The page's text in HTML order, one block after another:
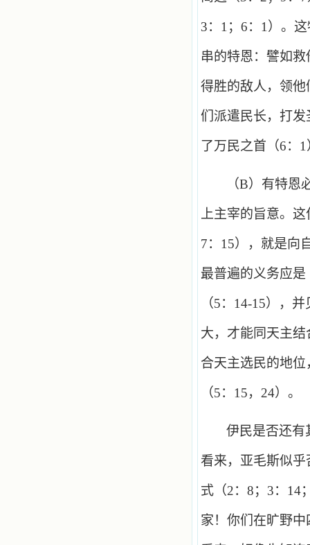
3： 1 ； 6： 1 ）。
串的特恩：譬如
得胜的敌人，领
们派遣民长，打
了万民之首（6： 1
（B）有特恩
上主宰的旨意。
7： 15），就是向
最普遍的义务应
（5： 14-15），并
大，才能同天主结
合天主选民的地
（5： 15， 24）。
伊民是否还有
看来，亚毛斯似
式（2： 8； 3： 14
家！你们在旷野